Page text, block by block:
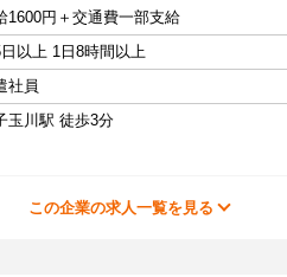
1600円＋交通費一部支給
以上 1日8時間以上
社員
玉川駅 徒歩3分
この企業の求人一覧を見る